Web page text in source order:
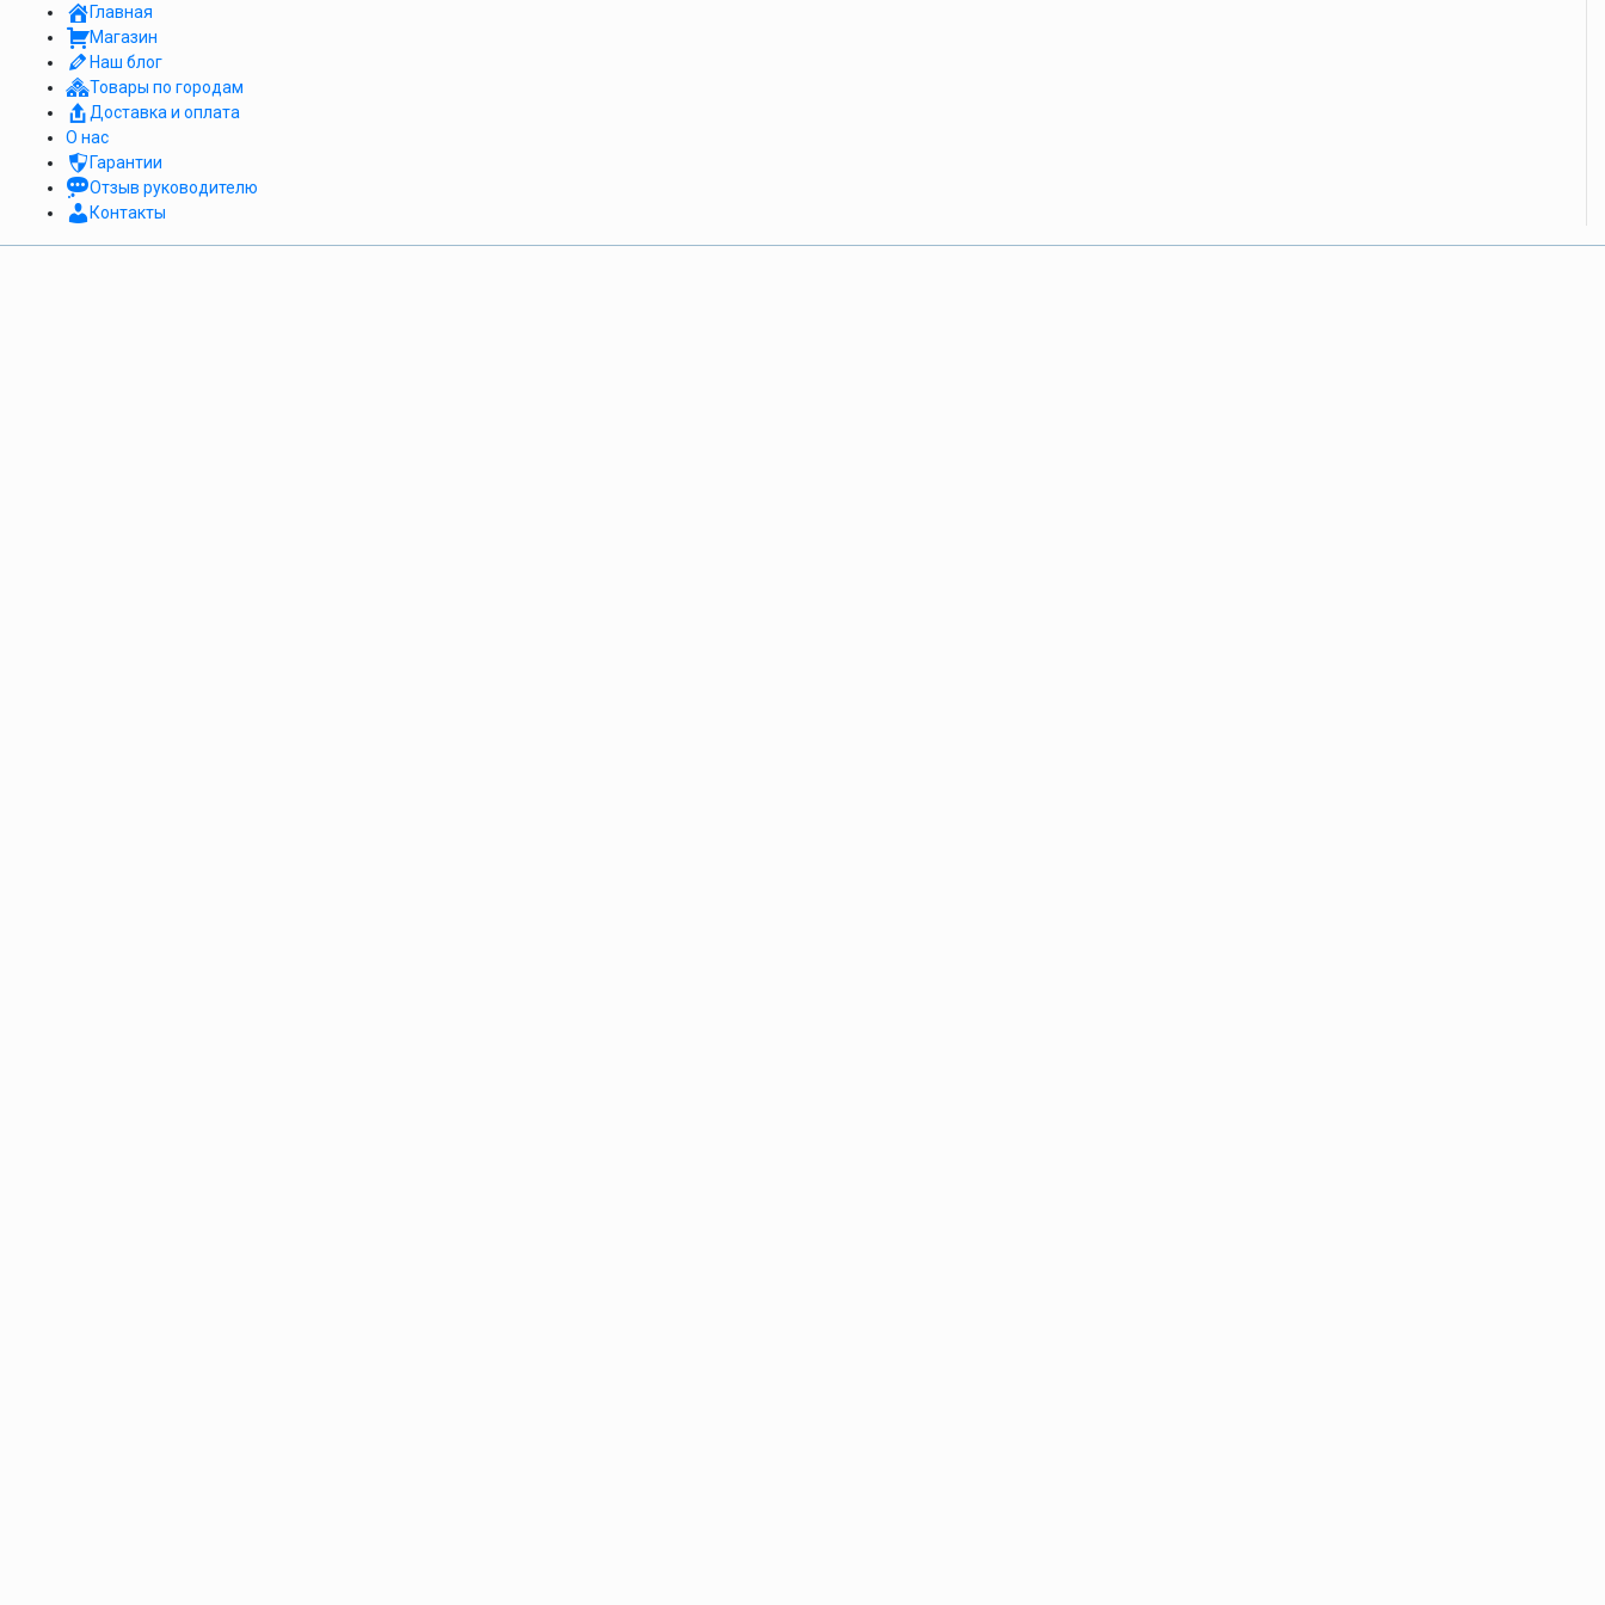
Главная
Магазин
Наш блог
Товары по городам
Доставка и оплата
О нас
Гарантии
Отзыв руководителю
Контакты